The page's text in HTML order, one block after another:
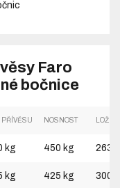
Faro
bočnice
PŘÍVĚSU NOSNOST
kg 450 kg
kg 425 kg